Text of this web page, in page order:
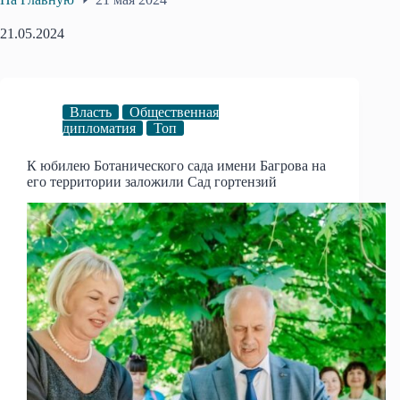
21.05.2024
Власть
Общественная
дипломатия
Топ
К юбилею Ботанического сада имени Багрова на
его территории заложили Сад гортензий